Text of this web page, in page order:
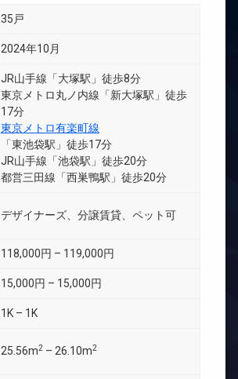
35戸
2024年10月
JR山手線「大塚駅」徒歩8分
東京メトロ丸ノ内線「新大塚駅」徒歩
17分
東京メトロ有楽町線
「東池袋駅」徒歩17分
JR山手線「池袋駅」徒歩20分
都営三田線「西巣鴨駅」徒歩20分
デザイナーズ、分譲賃貸、ペット可
118,000円 – 119,000円
15,000円 – 15,000円
1K – 1K
25.56m2 – 26.10m2